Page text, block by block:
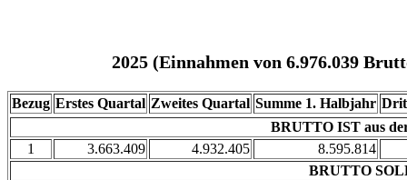
2025 (Einnahmen von 6.976.039
Bezug Erstes Quartal Zweites Quartal Summe 1. Halbjahr
BRUTTO IST aus
1
3.663.409 4.932.405
8.595.814
BRUTTO